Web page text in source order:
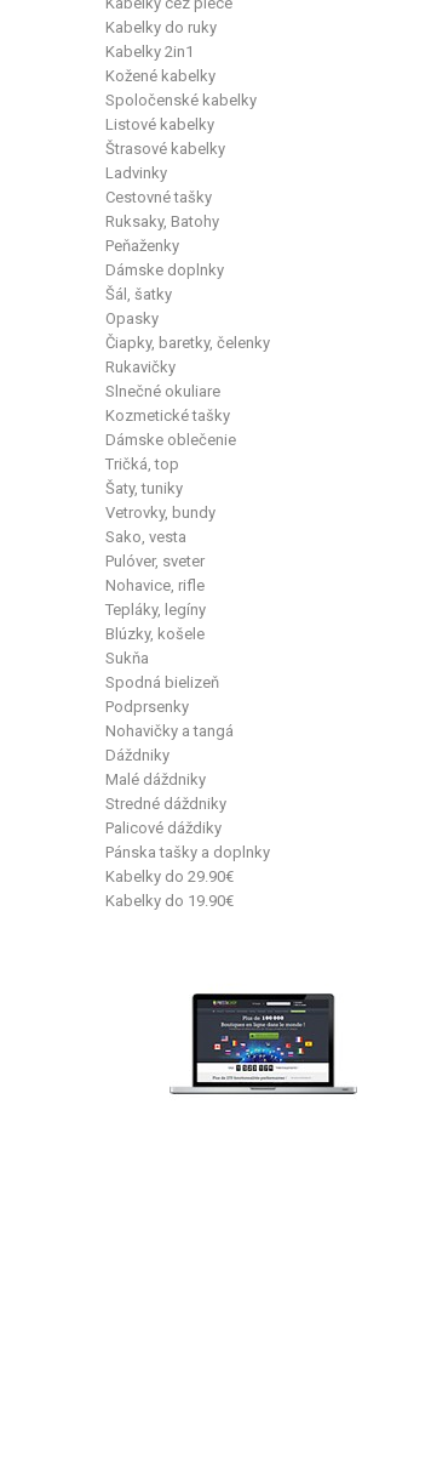
Kabelky do ruky
Kabelky 2in1
Kožené kabelky
Spoločenské kabelky
Listové kabelky
Štrasové kabelky
Ladvinky
Cestovné tašky
Ruksaky, Batohy
Peňaženky
Dámske doplnky
Šál, šatky
Opasky
Čiapky, baretky, čelenky
Rukavičky
Slnečné okuliare
Kozmetické tašky
Dámske oblečenie
Tričká, top
Šaty, tuniky
Vetrovky, bundy
Sako, vesta
Pulóver, sveter
Nohavice, rifle
Tepláky, legíny
Blúzky, košele
Sukňa
Spodná bielizeň
Podprsenky
Nohavičky a tangá
Dáždniky
Malé dáždniky
Stredné dáždniky
Palicové dáždiky
Pánska tašky a doplnky
Kabelky do 29.90€
Kabelky do 19.90€